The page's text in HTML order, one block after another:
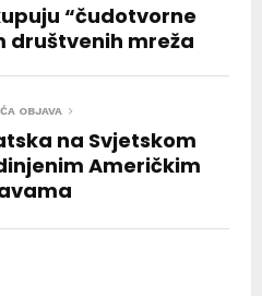
“čudotvorne
društvenih mreža
OBJAVA
na Svjetskom
Američkim